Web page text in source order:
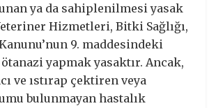
ya da sahiplenilmesi yasak
Hizmetleri, Bitki Sağlığı,
Kanunu’nun 9. maddesindeki
yapmak yasaktır. Ancak,
ve ıstırap çektiren veya
bulunmayan hastalık